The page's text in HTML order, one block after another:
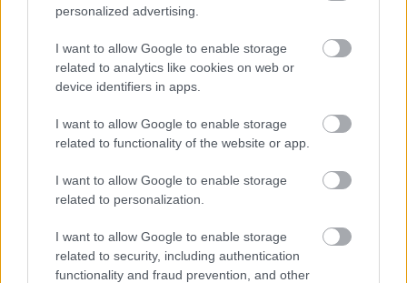
personalized advertising.
I want to allow Google to enable storage
related to analytics like cookies on web or
device identifiers in apps.
I want to allow Google to enable storage
related to functionality of the website or app.
I want to allow Google to enable storage
related to personalization.
I want to allow Google to enable storage
related to security, including authentication
functionality and fraud prevention, and other
Oszkó-Jakab Natáliával beszélgettünk
minden másról
2024. szeptember 11.